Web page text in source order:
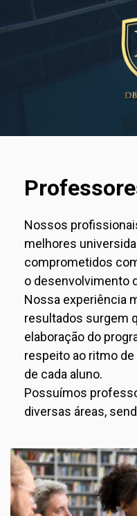
Nossos
melhores
comprometidos
o desenvolvimento
Nossa experiência
resultados surgem
elaboração do
respeito ao ritmo
de cada aluno.
Possuímos
diversas áreas,